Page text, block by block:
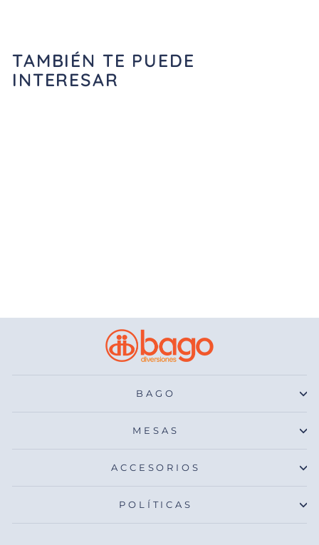
TAMBIÉN TE PUEDE
INTERESAR
BAGO
MESAS
ACCESORIOS
POLÍTICAS